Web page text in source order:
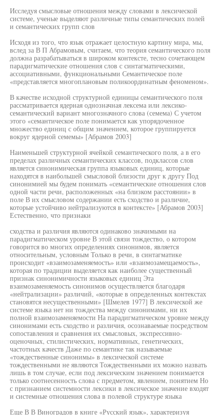
Исследуя смысловые отношения между словами в лексической
системе, ученые выделяют различные типы семантических полей
и семантических групп слов
Исходя из того, что язык отражает целостную картину мира, мы,
вслед за В П Абрамовым, считаем, что теория семантического поля
должна разрабатываться в широком контексте, тесно сочетающем
парадигматические отношения слов с синтагматическими,
ассоциативными, функциональными Семантическое поле
«представляется многоплановым поликоординатным феноменом».
В качестве исходной структурной единицы семантического поля
рассматривается ядерная однозначная лексема или лексико-
семантический вариант многозначного слова (семема) С учетом
этого «семантическое поле понимается как упорядоченное
множество единиц с общим значением, которое группируется
вокруг ядерной семемы» [Абрамов 2003]
Наименьшей структурной ячейкой семантического поля, а в его
пределах различных семантических классов, подклассов слов
является синонимическая группа языковых единиц, которые
находятся в наибольшей смысловой близости друг к другу Под
синонимией мы будем понимать «семантические отношения слов
одной части речи, расположенных «на близком расстоянии» в
поле В их смысловом содержании есть сходство и различие,
которые устойчиво нейтрализуются в контексте» [Абрамов 2003]
Естественно, что признаки
сходства и различия являются одинаково значимыми на
парадигматическом уровне В этой связи тождество, о котором
говорится во многих определениях синонимов, является
относительным, условным Только в речи, в синтагматике
происходит «взаимозаменяемость» или «взаимозамещаемость»,
которая по традиции выделяется как наиболее существенный
признак синонимичности языковых единиц Эта
взаимозаменяемость синонимов осуществляется благодаря
«нейтрализации» различий, «которые в определенных контекстах
становятся несущественными» [Шмелев 1977] В лексической же
системе языка нет ни тождества между синонимами, ни их
полной взаимозаменяемости На парадигматическом уровне между
синонимами есть сходство и различия, осознаваемые посредством
сопоставления и сравнения их смысловых, экспрессивно-
оценочных, стилистических, нормативных, генетических,
частотных качеств Даже по семантике так называемые
«тождественные синонимы» в лексической системе
тождественными не являются Тождественными их можно назвать
лишь в том случае, если под лексическим значением понимается
только соотнесенность слова с предметом, явлением, понятием Но
с признанием системности лексики в лексическое значение входят
и системные отношения слова в полевой структуре языка
Еще В В Виноградов в книге «Русский язык», характеризуя